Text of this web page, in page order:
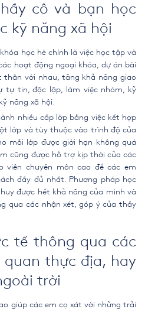
cô và bạn học
kỹ năng xã hội
học hè chính là việc học tập và
hoạt động ngoại khóa, dự án bài
với nhau, tăng khả năng giao
tự tin, độc lập, làm việc nhóm, kỹ
năng xã hội.
nhiều cấp lớp bằng việc kết hợp
lớp và tùy thuộc vào trình độ của
mỗi lớp được giới hạn không quá
cũng được hỗ trợ kịp thời của các
viên chuyên môn cao để các em
đầy đủ nhất. Phương pháp học
được hết khả năng của mình và
qua các nhận xét, góp ý của thầy
tế thông qua các
thực địa, hay
trời
giúp các em cọ xát với những trải